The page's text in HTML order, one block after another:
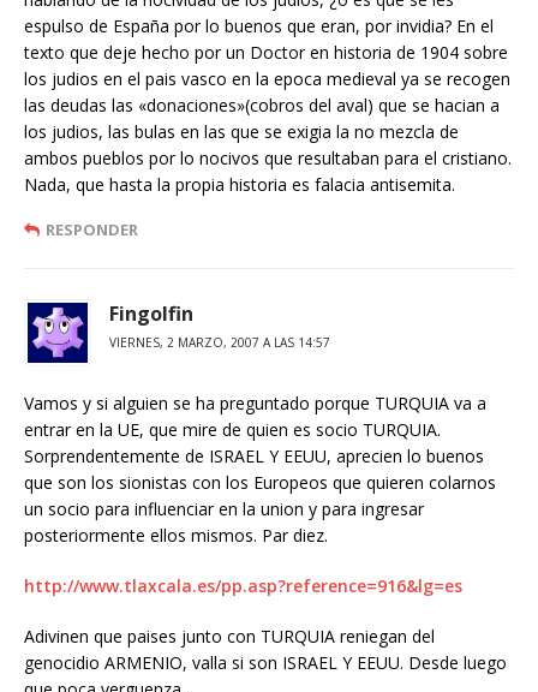
espulso de España por lo buenos que eran, por invidia? En el
texto que deje hecho por un Doctor en historia de 1904 sobre
los judios en el pais vasco en la epoca medieval ya se recogen
las deudas las «donaciones»(cobros del aval) que se hacian a
los judios, las bulas en las que se exigia la no mezcla de
ambos pueblos por lo nocivos que resultaban para el cristiano.
Nada, que hasta la propia historia es falacia antisemita.
RESPONDER
Fingolfin
VIERNES, 2 MARZO, 2007 A LAS 14:57
Vamos y si alguien se ha preguntado porque TURQUIA va a
entrar en la UE, que mire de quien es socio TURQUIA.
Sorprendentemente de ISRAEL Y EEUU, aprecien lo buenos
que son los sionistas con los Europeos que quieren colarnos
un socio para influenciar en la union y para ingresar
posteriormente ellos mismos. Par diez.
http://www.tlaxcala.es/pp.asp?reference=916&lg=es
Adivinen que paises junto con TURQUIA reniegan del
genocidio ARMENIO, valla si son ISRAEL Y EEUU. Desde luego